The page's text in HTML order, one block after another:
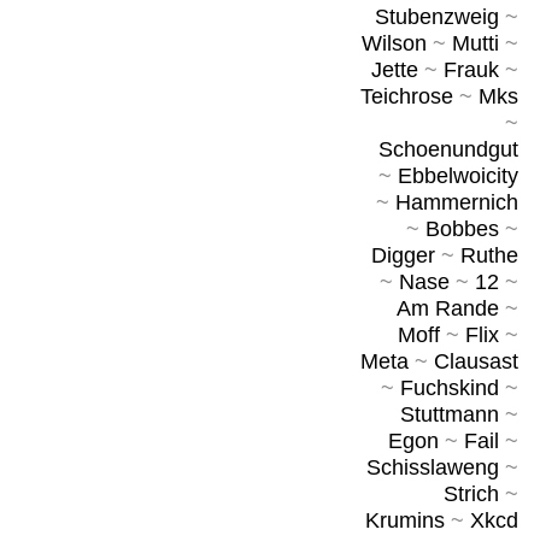
Stubenzweig ~
Wilson ~ Mutti ~
Jette~ Frauk~
Teichrose~ Mks
~
Schoenundgut
~ Ebbelwoicity
~ Hammernich
~ Bobbes~
Digger~ Ruthe
~ Nase~ 12~
Am Rande~
Moff~ Flix~
Meta~ Clausast
~ Fuchskind ~
Stuttmann ~
Egon ~ Fail ~
Schisslaweng ~
Strich ~
Krumins~ Xkcd